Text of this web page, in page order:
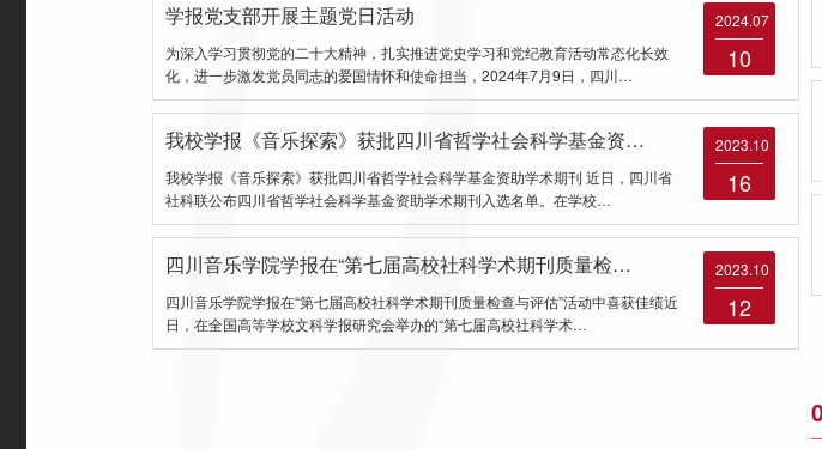
学报党支部开展主题党日活动
为深入学习贯彻党的二十大精神，扎实推进党史学习和党纪教育活动常态化长效
化，进一步激发党员同志的爱国情怀和使命担当，2024年7月9日，四川…
2024.07
10
我校学报《音乐探索》获批四川省哲学社会科学基金资…
我校学报《音乐探索》获批四川省哲学社会科学基金资助学术期刊 近日，四川省
社科联公布四川省哲学社会科学基金资助学术期刊入选名单。在学校…
2023.10
16
四川音乐学院学报在“第七届高校社科学术期刊质量检…
四川音乐学院学报在“第七届高校社科学术期刊质量检查与评估”活动中喜获佳绩近
日，在全国高等学校文科学报研究会举办的“第七届高校社科学术…
2023.10
12